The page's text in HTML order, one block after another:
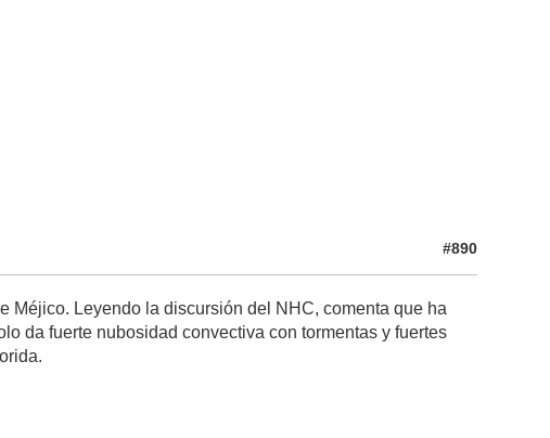
#890
Méjico. Leyendo la discursión del NHC, comenta que ha
da fuerte nubosidad convectiva con tormentas y fuertes